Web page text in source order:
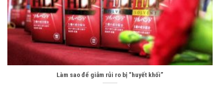
Làm sao để giảm rủi ro bị “huyết khối”